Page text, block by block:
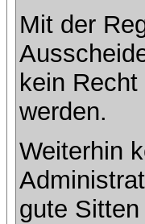
Mit der
kein
werden.
Weiterhin
gute